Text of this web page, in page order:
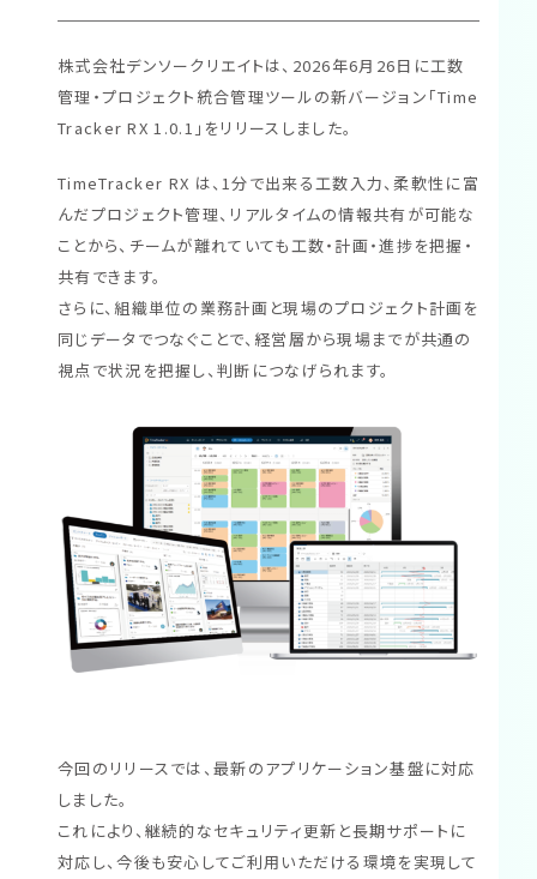
株式会社デンソークリエイトは、2026年6月26日に工数
管理・プロジェクト統合管理ツールの新バージョン「Time
Tracker RX 1.0.1」をリリースしました。
TimeTracker RX は、1分で出来る工数入力、柔軟性に富
んだプロジェクト管理、リアルタイムの情報共有が可能な
ことから、チームが離れていても工数・計画・進捗を把握・
共有できます。
さらに、組織単位の業務計画と現場のプロジェクト計画を
同じデータでつなぐことで、経営層から現場までが共通の
視点で状況を把握し、判断につなげられます。
今回のリリースでは、最新のアプリケーション基盤に対応
しました。
これにより、継続的なセキュリティ更新と長期サポートに
対応し、今後も安心してご利用いただける環境を実現して